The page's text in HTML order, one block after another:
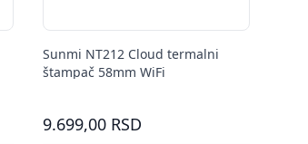
Sunmi NT212 Cloud termalni
štampač 58mm WiFi
9.699,00 RSD